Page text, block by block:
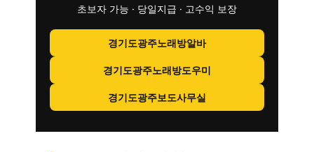
초보자 가능 · 당일지급 · 고수익 보장
경기도광주노래방알바
경기도광주노래방도우미
경기도광주보도사무실